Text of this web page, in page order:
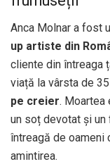
Anca Molnar a fost
up artiste din
cliente din întreaga
viață la vârsta de
pe creier. Moartea
un soț devotat și
întreagă de oameni
amintirea.